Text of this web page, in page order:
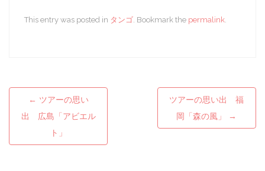
This entry was posted in タンゴ. Bookmark the permalink.
Post navigation
← ツアーの思い
出 広島「アビエル
ト」
ツアーの思い出 福
岡「森の風」
→